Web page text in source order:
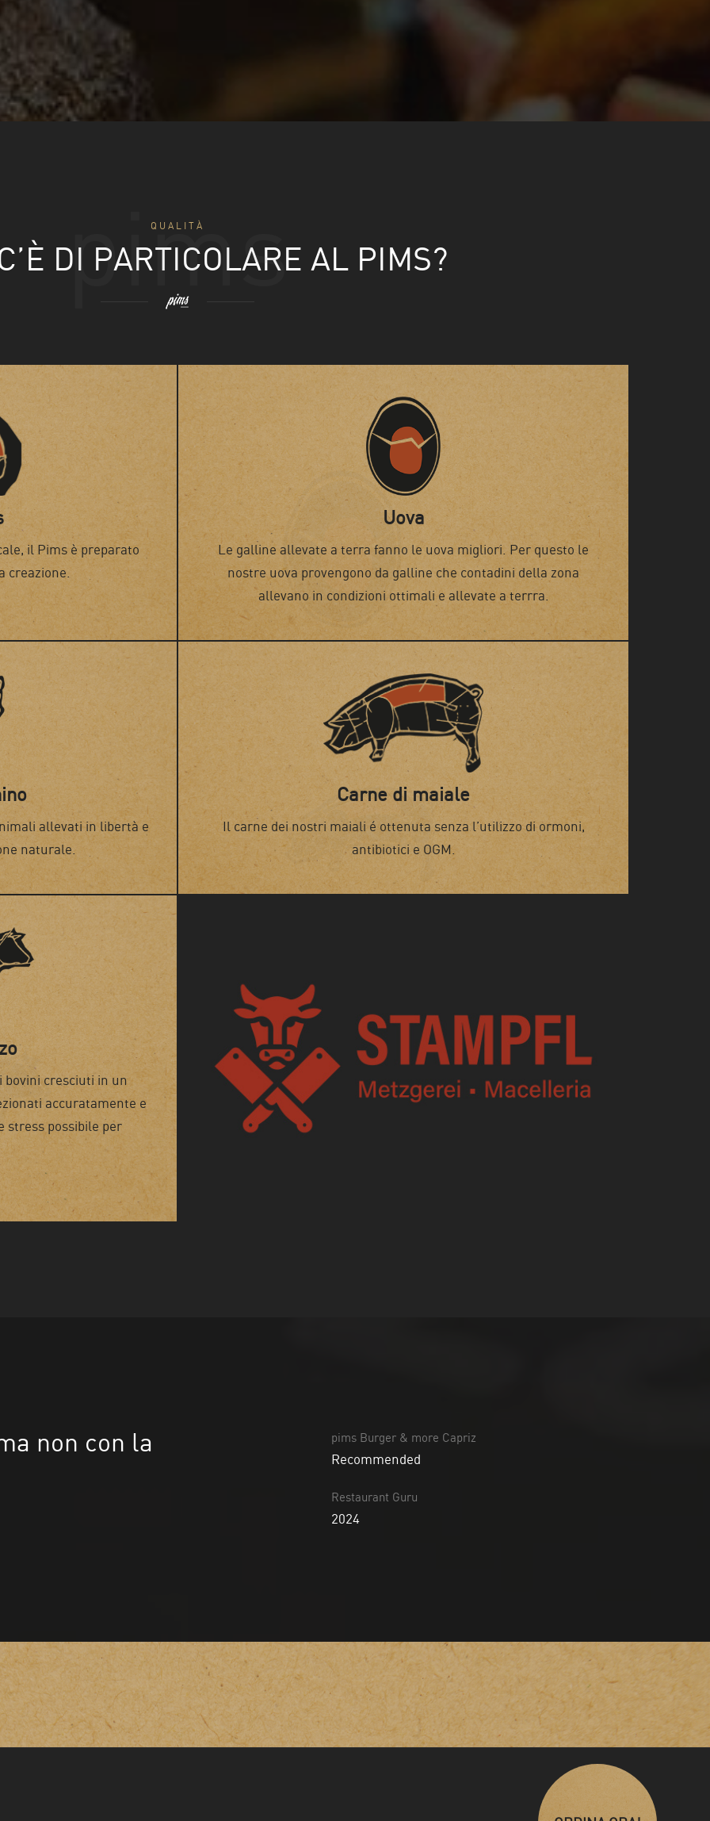
QUALITÀ
DI PARTICOLARE AL PIMS?
pims
il Pims è preparato
creazione.
Uova
Le galline allevate a terra fanno le uova migliori. Per questo le
nostre uova provengono da galline che contadini della zona
allevano in condizioni ottimali e allevate a terrra.
allevati in libertà e
naturale.
Carne di maiale
Il carne dei nostri maiali é ottenuta senza l’utilizzo di ormoni,
antibiotici e OGM.
bovini cresciuti in un
accuratamente e
stress possibile per
non con la pims Burger & more Capriz
Recommended
Restaurant Guru
2024